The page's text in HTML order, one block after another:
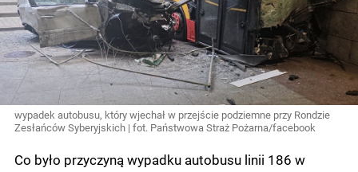
wypadek autobusu, który wjechał w przejście podziemne przy Rondzie
Zesłańców Syberyjskich | fot. Państwowa Straż Pożarna/facebook
Co było przyczyną wypadku autobusu linii 186 w